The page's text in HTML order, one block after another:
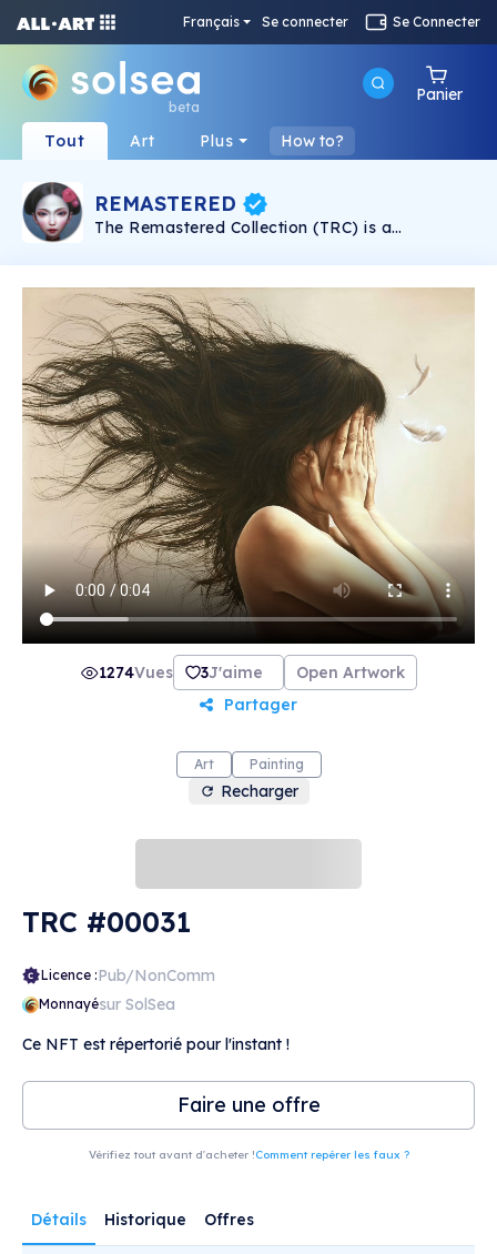
Français Se connecter Se Connecter
beta
Panier
Tout Art Plus How to?
REMASTERED
The Remastered Collection (TRC) is a
award-winning artists' lifetime works produced
autonomous organization owned by its artists
members. These original artworks are in
museums and private collections worldwide.
Digital rights for all the works in this collection
were retained by ArtWormz DAO.
1274Vues 3J'aime
Open Artwork
Partager
Art Painting
Recharger
TRC #00031
Licence :Pub/NonComm
Monnayésur SolSea
Ce NFT est répertorié pour l'instant !
Faire une offre
Vérifiez tout avant d'acheter !Comment repérer les faux ?
Détails Historique Offres